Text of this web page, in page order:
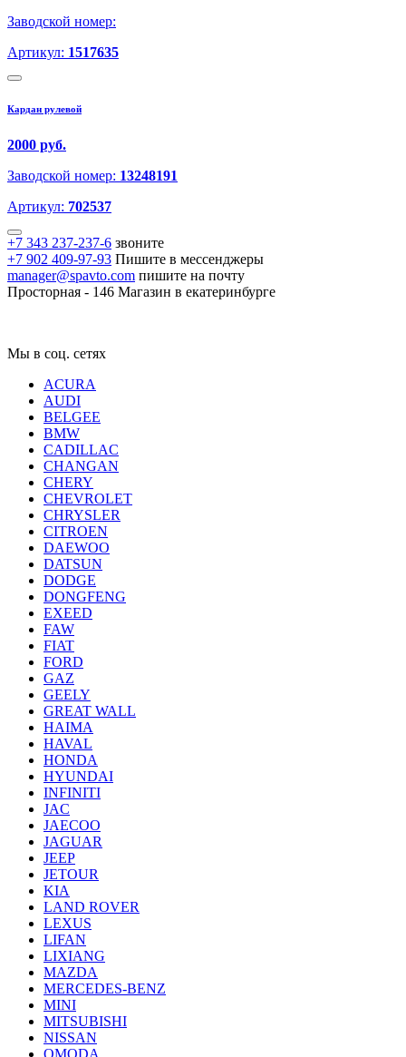
Заводской номер:
Артикул: 1517635
Кардан рулевой
2000 руб.
Заводской номер: 13248191
Артикул: 702537
+7 343 237-237-6 звоните
+7 902 409-97-93 Пишите в мессенджеры
manager@spavto.com пишите на почту
Просторная - 146 Магазин в екатеринбурге
Мы в соц. сетях
ACURA
AUDI
BELGEE
BMW
CADILLAC
CHANGAN
CHERY
CHEVROLET
CHRYSLER
CITROEN
DAEWOO
DATSUN
DODGE
DONGFENG
EXEED
FAW
FIAT
FORD
GAZ
GEELY
GREAT WALL
HAIMA
HAVAL
HONDA
HYUNDAI
INFINITI
JAC
JAECOO
JAGUAR
JEEP
JETOUR
KIA
LAND ROVER
LEXUS
LIFAN
LIXIANG
MAZDA
MERCEDES-BENZ
MINI
MITSUBISHI
NISSAN
OMODA